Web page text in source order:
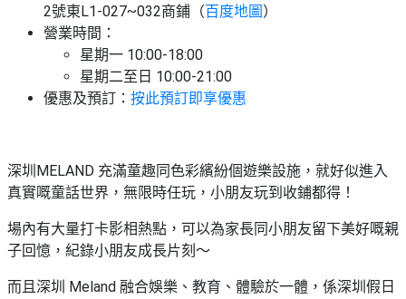
2號東L1-027~032商鋪（百度地圖 ）
營業時間：
星期一 10:00-18:00
星期二至日 10:00-21:00
優惠及預訂： 按此預訂即享優惠
深圳MELAND 充滿童趣同色彩繽紛個遊樂設施，就好似進入
真實嘅童話世界，無限時任玩，小朋友玩到收鋪都得！
場內有大量打卡影相熱點，可以為家長同小朋友留下美好嘅親
子回憶，紀錄小朋友成長片刻～
而且深圳 Meland 融合娛樂、教育、體驗於一體，係深圳假日